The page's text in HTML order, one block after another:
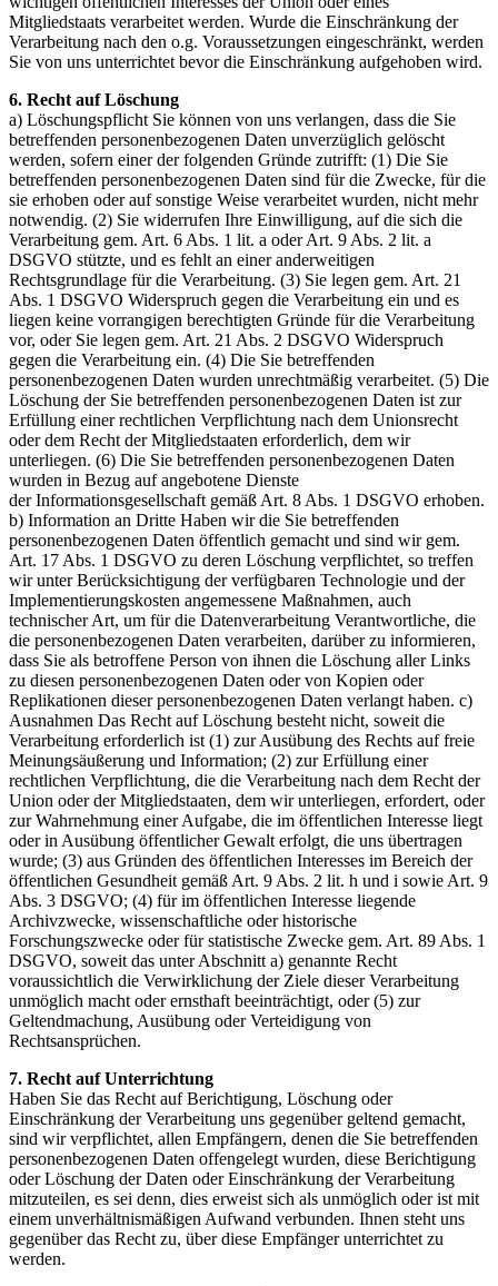
Mitgliedstaats verarbeitet werden. Wurde die Einschränkung der
Verarbeitung nach den o.g. Voraussetzungen eingeschränkt, werden
Sie von uns unterrichtet bevor die Einschränkung aufgehoben wird.
6. Recht auf Löschung
a) Löschungspflicht Sie können von uns verlangen, dass die Sie
betreffenden personenbezogenen Daten unverzüglich gelöscht
werden, sofern einer der folgenden Gründe zutrifft: (1) Die Sie
betreffenden personenbezogenen Daten sind für die Zwecke, für die
sie erhoben oder auf sonstige Weise verarbeitet wurden, nicht mehr
notwendig. (2) Sie widerrufen Ihre Einwilligung, auf die sich die
Verarbeitung gem. Art. 6 Abs. 1 lit. a oder Art. 9 Abs. 2 lit. a
DSGVO stützte, und es fehlt an einer anderweitigen
Rechtsgrundlage für die Verarbeitung. (3) Sie legen gem. Art. 21
Abs. 1 DSGVO Widerspruch gegen die Verarbeitung ein und es
liegen keine vorrangigen berechtigten Gründe für die Verarbeitung
vor, oder Sie legen gem. Art. 21 Abs. 2 DSGVO Widerspruch
gegen die Verarbeitung ein. (4) Die Sie betreffenden
personenbezogenen Daten wurden unrechtmäßig verarbeitet. (5) Die
Löschung der Sie betreffenden personenbezogenen Daten ist zur
Erfüllung einer rechtlichen Verpflichtung nach dem Unionsrecht
oder dem Recht der Mitgliedstaaten erforderlich, dem wir
unterliegen. (6) Die Sie betreffenden personenbezogenen Daten
wurden in Bezug auf angebotene Dienste
der Informationsgesellschaft gemäß Art. 8 Abs. 1 DSGVO erhoben.
b) Information an Dritte Haben wir die Sie betreffenden
personenbezogenen Daten öffentlich gemacht und sind wir gem.
Art. 17 Abs. 1 DSGVO zu deren Löschung verpflichtet, so treffen
wir unter Berücksichtigung der verfügbaren Technologie und der
Implementierungskosten angemessene Maßnahmen, auch
technischer Art, um für die Datenverarbeitung Verantwortliche, die
die personenbezogenen Daten verarbeiten, darüber zu informieren,
dass Sie als betroffene Person von ihnen die Löschung aller Links
zu diesen personenbezogenen Daten oder von Kopien oder
Replikationen dieser personenbezogenen Daten verlangt haben. c)
Ausnahmen Das Recht auf Löschung besteht nicht, soweit die
Verarbeitung erforderlich ist (1) zur Ausübung des Rechts auf freie
Meinungsäußerung und Information; (2) zur Erfüllung einer
rechtlichen Verpflichtung, die die Verarbeitung nach dem Recht der
Union oder der Mitgliedstaaten, dem wir unterliegen, erfordert, oder
zur Wahrnehmung einer Aufgabe, die im öffentlichen Interesse liegt
oder in Ausübung öffentlicher Gewalt erfolgt, die uns übertragen
wurde; (3) aus Gründen des öffentlichen Interesses im Bereich der
öffentlichen Gesundheit gemäß Art. 9 Abs. 2 lit. h und i sowie Art. 9
Abs. 3 DSGVO; (4) für im öffentlichen Interesse liegende
Archivzwecke, wissenschaftliche oder historische
Forschungszwecke oder für statistische Zwecke gem. Art. 89 Abs. 1
DSGVO, soweit das unter Abschnitt a) genannte Recht
voraussichtlich die Verwirklichung der Ziele dieser Verarbeitung
unmöglich macht oder ernsthaft beeinträchtigt, oder (5) zur
Geltendmachung, Ausübung oder Verteidigung von
Rechtsansprüchen.
7. Recht auf Unterrichtung
Haben Sie das Recht auf Berichtigung, Löschung oder
Einschränkung der Verarbeitung uns gegenüber geltend gemacht,
sind wir verpflichtet, allen Empfängern, denen die Sie betreffenden
personenbezogenen Daten offengelegt wurden, diese Berichtigung
oder Löschung der Daten oder Einschränkung der Verarbeitung
mitzuteilen, es sei denn, dies erweist sich als unmöglich oder ist mit
einem unverhältnismäßigen Aufwand verbunden. Ihnen steht uns
gegenüber das Recht zu, über diese Empfänger unterrichtet zu
werden.